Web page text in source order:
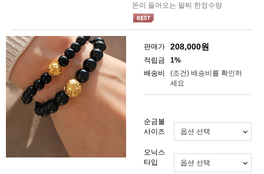
돈이 들어오는 팔찌 한정수량
판매가 208,000원
적립금
1%
배송비
(조건) 배송비를 확인하
세요
순금볼
사이즈
오닉스
타입